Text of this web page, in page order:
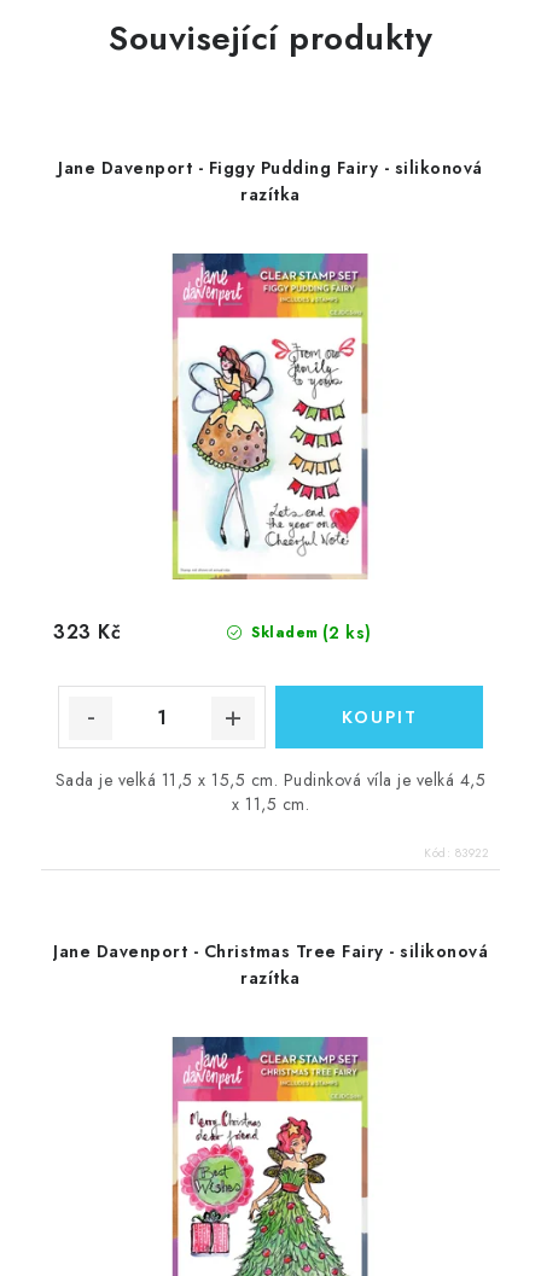
Související produkty
Jane Davenport - Figgy Pudding Fairy - silikonová
razítka
Skladem (2 ks)
323 Kč
Sada je velká 11,5 x 15,5 cm. Pudinková víla je velká 4,5
x 11,5 cm.
Kód: 83922
Jane Davenport - Christmas Tree Fairy - silikonová
razítka